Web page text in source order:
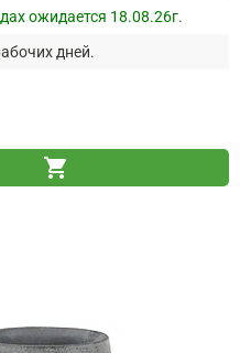
ожидается 18.08.26г.
дней.
shopping_cart